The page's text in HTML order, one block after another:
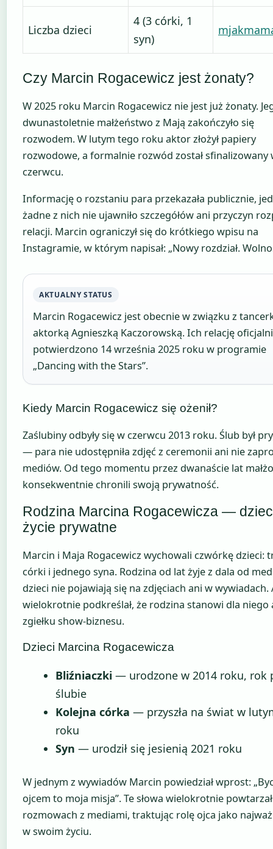
Liczba dzieci
4 (3 córki, 1
syn)
Czy Marcin Rogacewicz jest żonaty?
W 2025 roku Marcin Rogacewicz nie jest już żonaty.
dwunastoletnie małżeństwo z Mają zakończyło się
rozwodem. W lutym tego roku aktor złożył papiery
rozwodowe, a formalnie rozwód został sfinalizowany
czerwcu.
Informację o rozstaniu para przekazała publicznie,
żadne z nich nie ujawniło szczegółów ani przyczyn
relacji. Marcin ograniczył się do krótkiego wpisu na
Instagramie, w którym napisał: „Nowy rozdział.
AKTUALNY STATUS
Marcin Rogacewicz jest obecnie w związku z
aktorką Agnieszką Kaczorowską. Ich relację
potwierdzono 14 września 2025 roku w programie
„Dancing with the Stars”.
Kiedy Marcin Rogacewicz się ożenił?
Zaślubiny odbyły się w czerwcu 2013 roku. Ślub był
— para nie udostępniła zdjęć z ceremonii ani nie
mediów. Od tego momentu przez dwanaście lat
konsekwentnie chronili swoją prywatność.
Rodzina Marcina Rogacewicza —
życie prywatne
Marcin i Maja Rogacewicz wychowali czwórkę dzieci:
córki i jednego syna. Rodzina od lat żyje z dala od
dzieci nie pojawiają się na zdjęciach ani w wywiadach.
wielokrotnie podkreślał, że rodzina stanowi dla niego
zgiełku show-biznesu.
Dzieci Marcina Rogacewicza
Bliźniaczki — urodzone w 2014 roku, rok
ślubie
Kolejna córka — przyszła na świat w
roku
Syn — urodził się jesienią 2021 roku
W jednym z wywiadów Marcin powiedział wprost:
ojcem to moja misja”. Te słowa wielokrotnie
rozmowach z mediami, traktując rolę ojca jako
w swoim życiu.